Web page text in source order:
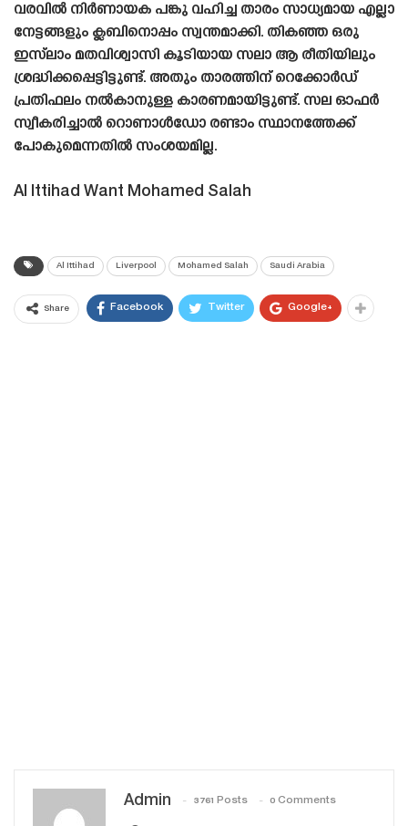
വരവിൽ നിർണായക പങ്കു വഹിച്ച താരം സാധ്യമായ എല്ലാ
നേട്ടങ്ങളും ക്ലബിനൊപ്പം സ്വന്തമാക്കി. തികഞ്ഞ ഒരു
ഇസ്‌ലാം മതവിശ്വാസി കൂടിയായ സലാ ആ രീതിയിലും
ശ്രദ്ധിക്കപ്പെട്ടിട്ടുണ്ട്. അതും താരത്തിന് റെക്കോർഡ്
പ്രതിഫലം നൽകാനുള്ള കാരണമായിട്ടുണ്ട്. സല ഓഫർ
സ്വീകരിച്ചാൽ റൊണാൾഡോ രണ്ടാം സ്ഥാനത്തേക്ക്
പോകുമെന്നതിൽ സംശയമില്ല.
Al Ittihad Want Mohamed Salah
Al Ittihad Liverpool Mohamed Salah Saudi Arabia
Share Facebook Twitter Google+
Admin 3761 Posts 0 Comments